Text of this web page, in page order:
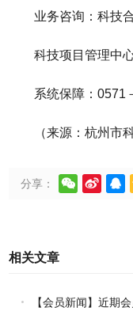
业务咨询：科技
科技项目管理中
系统保障：0571
（来源：杭州市
分享：   
相关文章
【会员新闻】近期